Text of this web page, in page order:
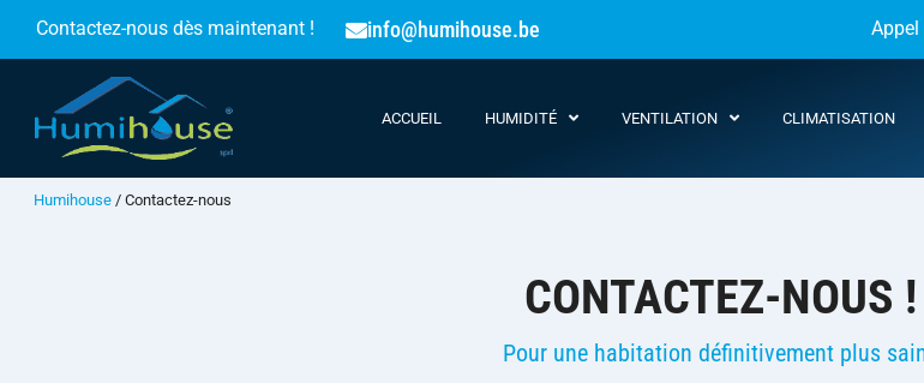
Contactez-nous dès maintenant ! info@humihouse.be
ACCUEIL HUMIDITÉ VENTILATION CLIMATISATION
Humihouse / Contactez-nous
CONTACTEZ-NOUS !
Pour une habitation définitivement plus